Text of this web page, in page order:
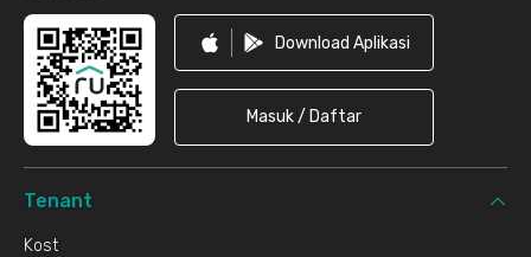
Download Aplikasi
Masuk / Daftar
Tenant
Kost